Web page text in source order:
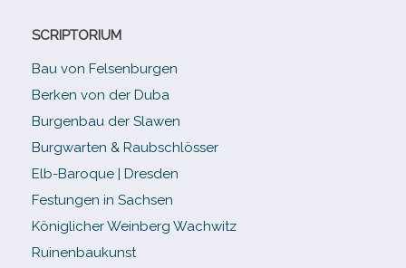
SCRIPTORIUM
Bau von Felsenburgen
Berken von der Duba
Burgenbau der Slawen
Burgwarten & Raubschlösser
Elb-​Baroque | Dresden
Festungen in Sachsen
Königlicher Weinberg Wachwitz
Ruinenbaukunst